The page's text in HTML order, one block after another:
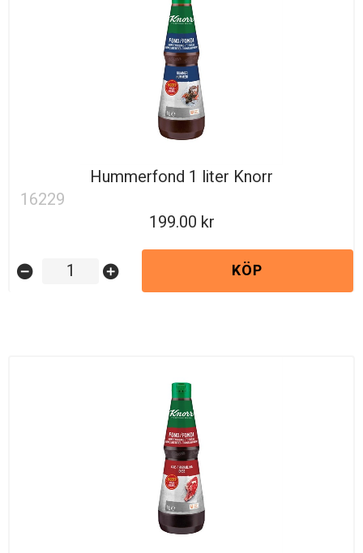
Hummerfond 1 liter Knorr
16229
199.00
remove_circle add_circle KÖP